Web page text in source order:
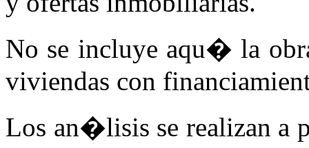
No se incluye aqu� la
viviendas con
Los an�lisis se realizan a